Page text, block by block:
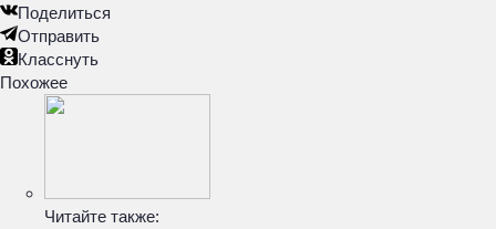
Поделиться
Отправить
Класснуть
Похожее
Читайте также: